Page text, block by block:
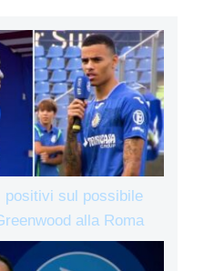
positivi sul possibile
alla Roma